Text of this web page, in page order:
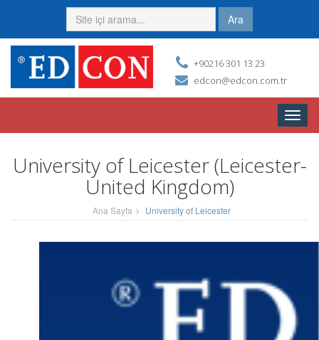
Ara
+90216 301 13 23
edcon@edcon.com.tr
Toggle
University of Leicester (Leicester-
United Kingdom)
Ana Sayfa University of Leicester